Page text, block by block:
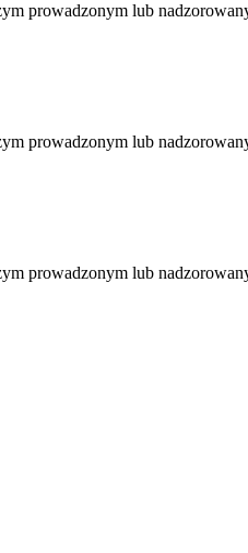
prowadzonym lub
prowadzonym lub
prowadzonym lub